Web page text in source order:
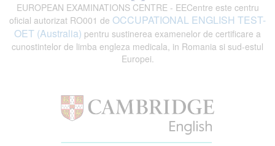
EUROPEAN EXAMINATIONS CENTRE - EECentre este centru
oficial autorizat RO001 de OCCUPATIONAL ENGLISH TEST-
OET (Australia) pentru sustinerea examenelor de certificare a
cunostintelor de limba engleza medicala, in Romania si sud-estul
Europei.